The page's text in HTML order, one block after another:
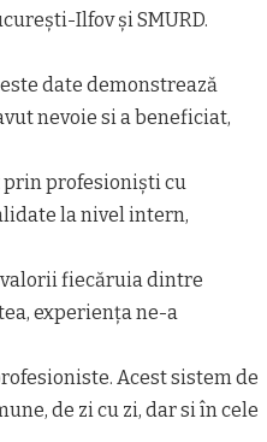
Ilfov și SMURD.
date demonstrează
nevoie si a beneficiat,
profesioniști cu
la nivel intern,
fiecăruia dintre
experiența ne-a
Acest sistem de
de zi cu zi, dar si în cele